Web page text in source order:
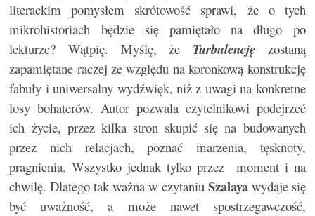
literackim pomysłem skrótowość sprawi, że o tych
mikrohistoriach będzie się pamiętało na długo po
lekturze? Wątpię. Myślę, że Turbulencjęzostaną
zapamiętane raczej ze względu na koronkową konstrukcję
fabuły i uniwersalny wydźwięk, niż z uwagi na konkretne
losy bohaterów. Autor pozwala czytelnikowi podejrzeć
ich życie, przez kilka stron skupić się na budowanych
przez nich relacjach, poznać marzenia, tęsknoty,
pragnienia. Wszystko jednak tylko przez moment i na
chwilę. Dlatego tak ważna w czytaniu Szalayawydaje się
być uważność, a może nawet spostrzegawczość,